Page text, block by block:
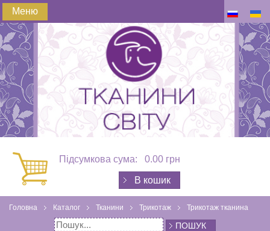
Меню
Підсумкова сума: 0.00 грн
В кошик
Головна Каталог Тканини Трикотаж Трикотаж тканина
ПОШУК